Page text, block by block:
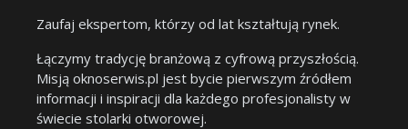
Zaufaj ekspertom, którzy od lat kształtują rynek.
Łączymy tradycję branżową z cyfrową przyszłością.
Misją oknoserwis.pl jest bycie pierwszym źródłem
informacji i inspiracji dla każdego profesjonalisty w
świecie stolarki otworowej.